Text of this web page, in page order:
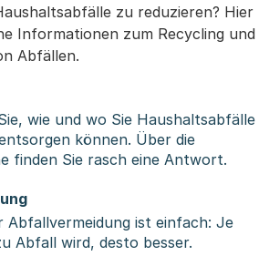
zu reduzieren? Hier
Informationen zum Recycling und
Abfällen.
wie und wo Sie Haushaltsabfälle
können. Über die
finden Sie rasch eine Antwort.
Abfallvermeidung ist einfach: Je
Abfall wird, desto besser.